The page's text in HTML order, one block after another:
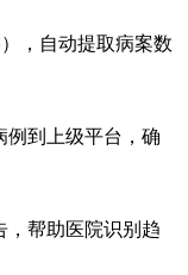
，自动提取病案数
例到上级平台，确
，帮助医院识别趋